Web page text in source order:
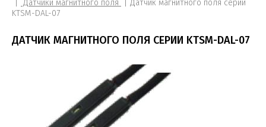
Датчики магнитного поля
Датчик магнитного поля серии
KTSM-DAL-07
ДАТЧИК МАГНИТНОГО ПОЛЯ СЕРИИ KTSM-DAL-07